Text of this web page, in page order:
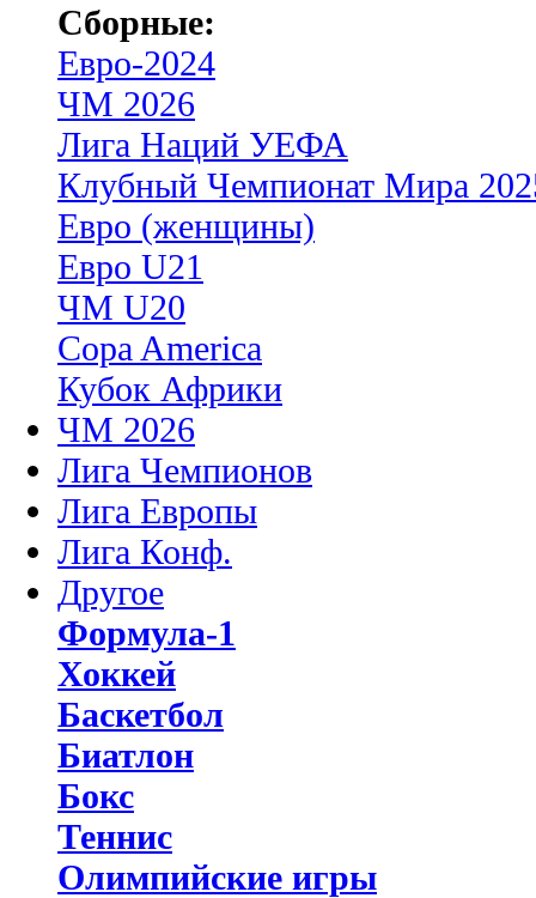
Сборные:
Евро-2024
ЧМ 2026
Лига Наций УЕФА
Клубный Чемпионат Мира
Евро (женщины)
Евро U21
ЧМ U20
Copa America
Кубок Африки
ЧМ 2026
Лига Чемпионов
Лига Европы
Лига Конф.
Другое
Формула-1
Хоккей
Баскетбол
Биатлон
Бокс
Теннис
Олимпийские игры